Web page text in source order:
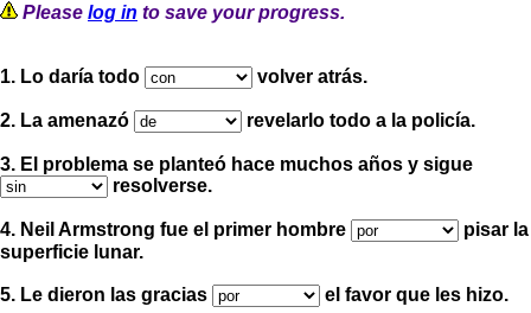
Please log in to save your progress.
1. Lo daría todo volver atrás.
2. La amenazó revelarlo todo a la policía.
3. El problema se planteó hace muchos años y sigue
resolverse.
4. Neil Armstrong fue el primer hombre
pisar la
superficie lunar.
5. Le dieron las gracias el favor que les hizo.